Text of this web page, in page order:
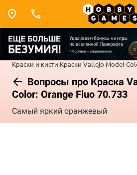
Краски и кисти Краски Vallejo Model
Вопросы про Краска
Color: Orange Fluo 70.733
Самый яркий оранжевый